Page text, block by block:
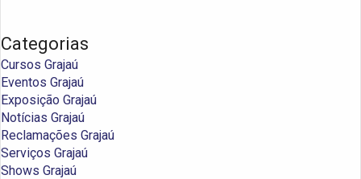
Categorias
Cursos Grajaú
Eventos Grajaú
Exposição Grajaú
Notícias Grajaú
Reclamações Grajaú
Serviços Grajaú
Shows Grajaú